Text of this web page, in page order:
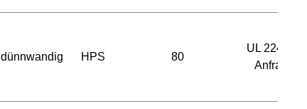
dünnwandig HPS 80
UL 224 auf
Anfrage